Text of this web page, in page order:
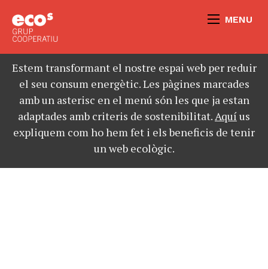
MENU
Estem transformant el nostre espai web per reduir
el seu consum energètic. Les pàgines marcades
amb un asterisc en el menú són les que ja estan
adaptades amb criteris de sostenibilitat.Aquíus
expliquem com ho hem fet i els beneficis de tenir
un web ecològic.